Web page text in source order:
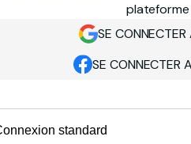
plateforme
SE
SE CONNECTER